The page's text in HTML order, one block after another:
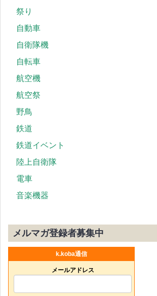
祭り
自動車
自衛隊機
自転車
航空機
航空祭
野鳥
鉄道
鉄道イベント
陸上自衛隊
電車
音楽機器
メルマガ登録者募集中
k.koba通信
メールアドレス